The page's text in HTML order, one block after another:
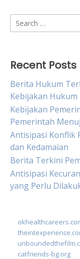
Search
for:
Recent Posts
Berita Hukum
Kebijakan Hukum
Kebijakan
Pemerintah
Antisipasi Konflik
dan Kedamaian
Berita Terkini
Antisipasi
yang Perlu
catfriends-bg.org